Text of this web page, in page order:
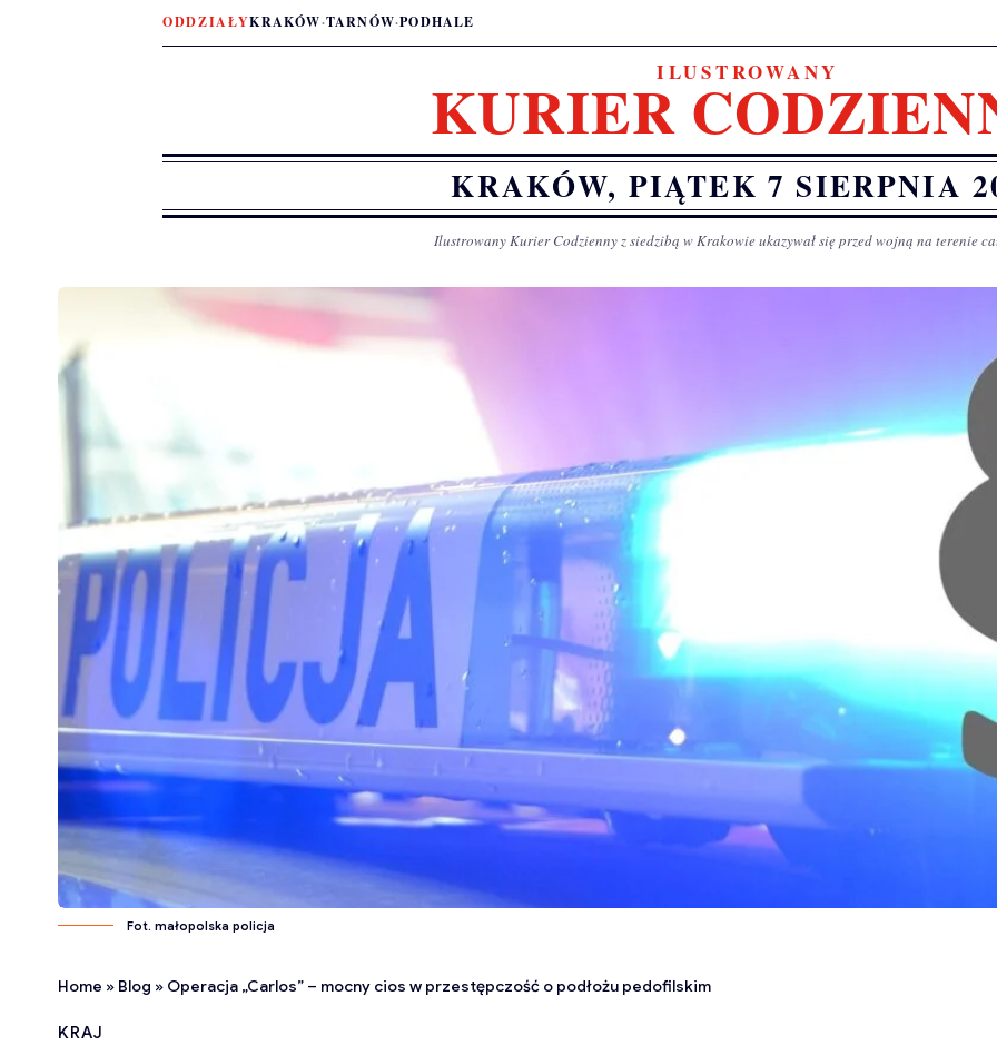
ODDZIAŁYKRAKÓW·TARNÓW·PODHALE
ILUSTROWANY
KURIER
KRAKÓW, PIĄTEK 7 SIERPNIA
Ilustrowany Kurier Codzienny z siedzibą w Krakowie ukazywał się przed wojną na terenie
Fot. małopolska policja
Home » Blog » Operacja „Carlos” – mocny cios w przestępczość o podłożu pedofilskim
KRAJ